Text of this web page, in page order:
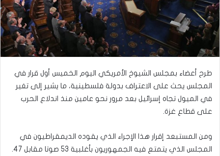
طرح أعضاء بمجلس الشيوخ الأمريكي اليوم الخميس أول قرار في
المجلس يحث على الاعتراف بدولة فلسطينية، ما يشير إلى تغير
في الميول تجاه إسرائيل بعد مرور نحو عامين منذ اندلاع الحرب
على قطاع غزة.
ومن المستبعد إقرار هذا الإجراء الذي يقوده الديمقراطيون في
المجلس الذي يتمتع فيه الجمهوريون بأغلبية 53 صوتا مقابل 47.